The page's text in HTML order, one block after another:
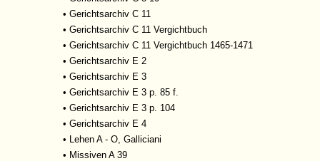
• Gerichtsarchiv C 11
• Gerichtsarchiv C 11 Vergichtbuch
• Gerichtsarchiv C 11 Vergichtbuch 1465-1471
• Gerichtsarchiv E 2
• Gerichtsarchiv E 3
• Gerichtsarchiv E 3 p. 85 f.
• Gerichtsarchiv E 3 p. 104
• Gerichtsarchiv E 4
• Lehen A - O, Galliciani
• Missiven A 39